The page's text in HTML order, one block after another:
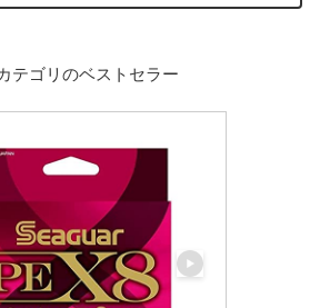
テゴリのベストセラー